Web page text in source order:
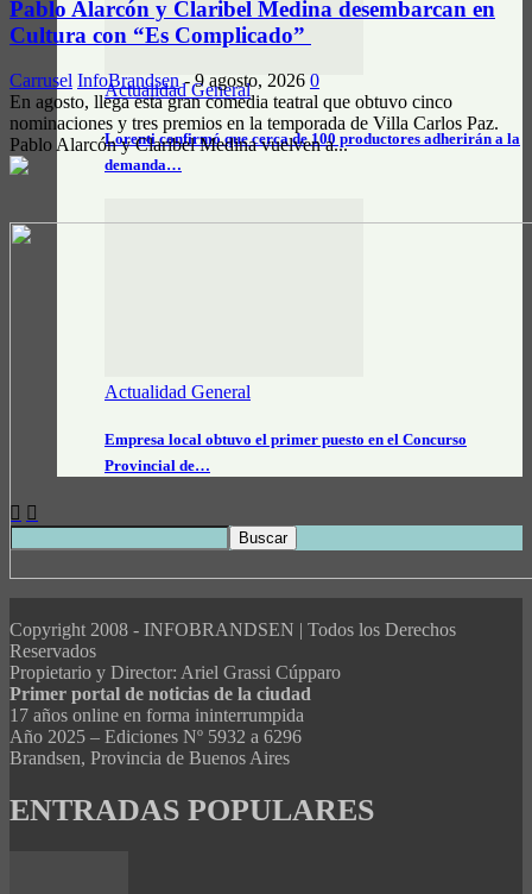
Actualidad General
Lorenti confirmó que cerca de 100 productores adherirán a la
demanda…
Actualidad General
Empresa local obtuvo el primer puesto en el Concurso
Provincial de…
Pablo Alarcón y Claribel Medina desembarcan en
Cultura con “Es Complicado”
Carrusel InfoBrandsen - 9 agosto, 2026 0
En agosto, llega esta gran comedia teatral que obtuvo cinco
nominaciones y tres premios en la temporada de Villa Carlos Paz.
Pablo Alarcón y Claribel Medina vuelven a...
Copyright 2008 - INFOBRANDSEN | Todos los Derechos
Reservados
Propietario y Director: Ariel Grassi Cúpparo
Primer portal de noticias de la ciudad
17 años online en forma ininterrumpida
Año 2025 – Ediciones Nº 5932 a 6296
Brandsen, Provincia de Buenos Aires
ENTRADAS POPULARES